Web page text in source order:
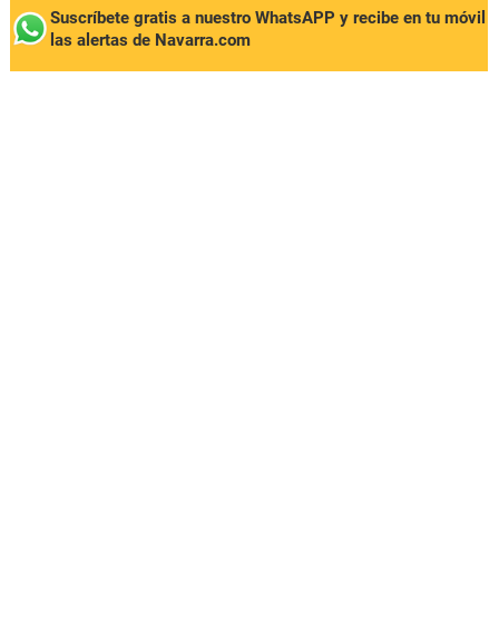
Suscríbete gratis a nuestro WhatsAPP y recibe en tu móvil
las alertas de Navarra.com